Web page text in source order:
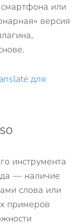
или
версия
для
инструмента
— наличие
слова или
примеров